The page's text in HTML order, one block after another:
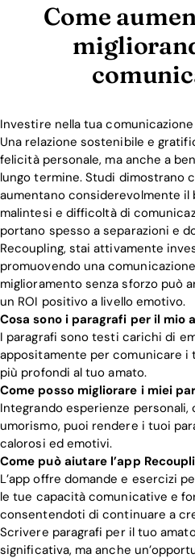
Come
Investire nella tua
Una relazione sostenibile e
felicità personale, ma anche a
lungo termine. Studi dimostrano
aumentano considerevolmente il
malintesi e difficoltà di
portano spesso a separazioni e
Recoupling, stai attivamente
promuovendo una
miglioramento senza sforzo può
un ROI positivo a livello emotivo.
Cosa sono i paragrafi per il mio
I paragrafi sono testi carichi di
appositamente per comunicare
più profondi al tuo amato.
Come posso migliorare i miei
Integrando esperienze
umorismo, puoi rendere i tuoi
calorosi ed emotivi.
Come può aiutare l’app
L’app offre domande e esercizi
le tue capacità comunicative e
consentendoti di continuare a
Scrivere paragrafi per il tuo
significativa, ma anche